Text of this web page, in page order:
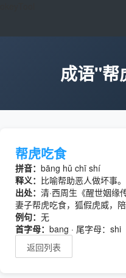
成语"帮
帮虎吃食
拼音： bāng hǔ chī shí
释义： 比喻帮助恶人做坏事。
出处： 清·西周生《醒世姻缘
妻子帮虎吃食，狐假虎威，
例句： 无
首字母： bang · 尾字母：shi
返回列表